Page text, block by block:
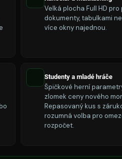
Velká plocha Full HD pro
dokumenty, tabulkami
více okny najednou.
Studenty a mladé hráče
Špičkové herní
zlomek ceny nového
Repasovaný kus s
rozumná volba pro
rozpočet.